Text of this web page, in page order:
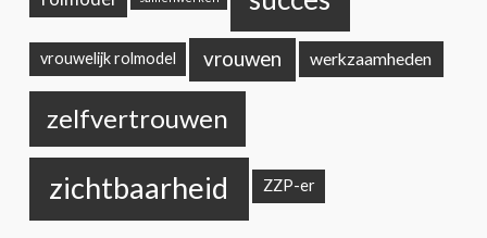
vrouwelijk rolmodel vrouwen werkzaamheden
zelfvertrouwen
zichtbaarheid ZZP-er